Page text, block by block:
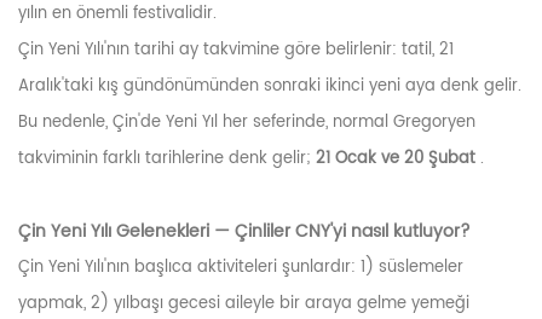
yılın en önemli festivalidir.
Çin Yeni Yılı'nın tarihi ay takvimine göre belirlenir: tatil, 21
Aralık'taki kış gündönümünden sonraki ikinci yeni aya denk gelir.
Bu nedenle, Çin'de Yeni Yıl her seferinde, normal Gregoryen
takviminin farklı tarihlerine denk gelir; 21 Ocak ve 20 Şubat .
Çin Yeni Yılı Gelenekleri — Çinliler CNY'yi nasıl kutluyor?
Çin Yeni Yılı'nın başlıca aktiviteleri şunlardır: 1) süslemeler
yapmak, 2) yılbaşı gecesi aileyle bir araya gelme yemeği